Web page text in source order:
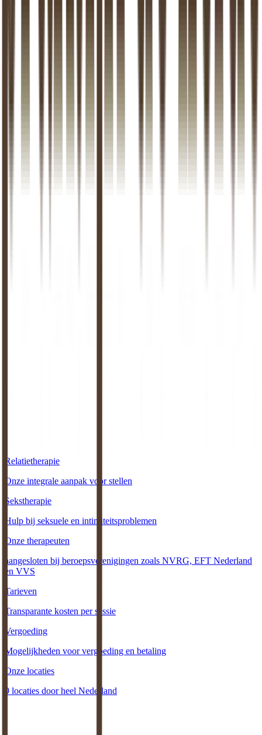
Relatietherapie
Onze integrale aanpak voor stellen
Sekstherapie
Hulp bij seksuele en intimiteitsproblemen
Onze therapeuten
aangesloten bij beroepsverenigingen zoals NVRG, EFT Nederland
en VVS
Tarieven
Transparante kosten per sessie
Vergoeding
Mogelijkheden voor vergoeding en betaling
Onze locaties
9 locaties door heel Nederland